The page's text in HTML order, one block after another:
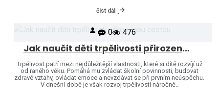
číst dál
0 476
Jak naučit děti trpělivosti přirozenou cestou
Trpělivost patří mezi nejdůležitější vlastnosti, které si dítě rozvíjí už
od raného věku. Pomáhá mu zvládat školní povinnosti, budovat
zdravé vztahy, ovládat emoce a nevzdávat se při prvním neúspěchu.
V dnešní době je však rozvoj trpělivosti náročně..